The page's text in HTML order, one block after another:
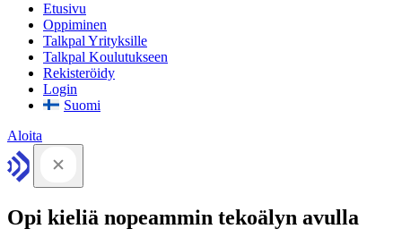
Etusivu
Oppiminen
Talkpal Yrityksille
Talkpal Koulutukseen
Rekisteröidy
Login
Suomi
Aloita
Opi kieliä nopeammin tekoälyn avulla